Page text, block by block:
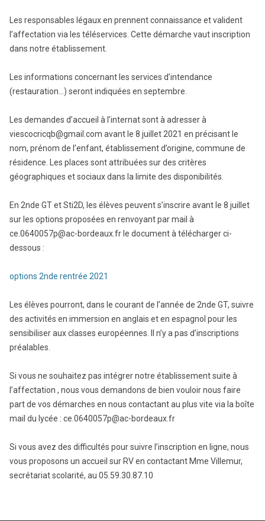
Les responsables légaux en prennent connaissance et valident
l’affectation via les téléservices. Cette démarche vaut inscription
dans notre établissement.
Les informations concernant les services d’intendance
(restauration…) seront indiquées en septembre.
Les demandes d’accueil à l’internat sont à adresser à
viescocricqb@gmail.com avant le 8 juillet 2021 en précisant le
nom, prénom de l’enfant, établissement d’origine, commune de
résidence. Les places sont attribuées sur des critères
géographiques et sociaux dans la limite des disponibilités.
En 2nde GT et Sti2D, les élèves peuvent s’inscrire avant le 8 juillet
sur les options proposées en renvoyant par mail à
ce.0640057p@ac-bordeaux.fr le document à télécharger ci-
dessous :
options 2nde rentrée 2021
Les élèves pourront, dans le courant de l’année de 2nde GT, suivre
des activités en immersion en anglais et en espagnol pour les
sensibiliser aux classes européennes. Il n’y a pas d’inscriptions
préalables.
Si vous ne souhaitez pas intégrer notre établissement suite à
l’affectation , nous vous demandons de bien vouloir nous faire
part de vos démarches en nous contactant au plus vite via la boîte
mail du lycée : ce.0640057p@ac-bordeaux.fr
Si vous avez des difficultés pour suivre l’inscription en ligne, nous
vous proposons un accueil sur RV en contactant Mme Villemur,
secrétariat scolarité, au 05.59.30.87.10